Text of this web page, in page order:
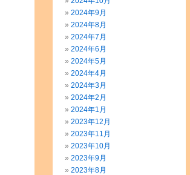
2024年9月
2024年8月
2024年7月
2024年6月
2024年5月
2024年4月
2024年3月
2024年2月
2024年1月
2023年12月
2023年11月
2023年10月
2023年9月
2023年8月